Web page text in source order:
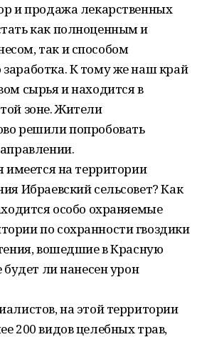
и продажа лекарственных
как полноценным и
так и способом
К тому же наш край
сырья и находится в
зоне. Жители
решили попробовать
имеется на территории
Ибраевский сельсовет? Как
особо охраняемые
по сохранности гвоздики
вошедшие в Красную
ли нанесен урон
на этой территории
200 видов целебных трав,